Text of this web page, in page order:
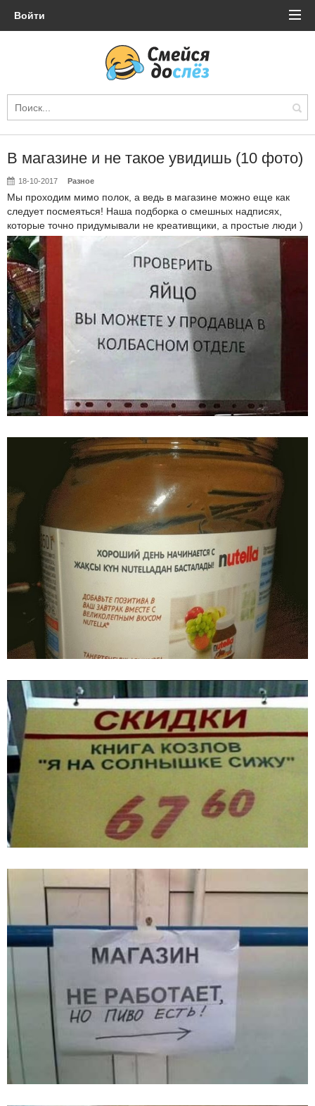
Войти
В магазине и не такое увидишь (10 фото)
18-10-2017 Разное
Мы проходим мимо полок, а ведь в магазине можно еще как
следует посмеяться! Наша подборка о смешных надписях,
которые точно придумывали не креативщики, а простые люди )